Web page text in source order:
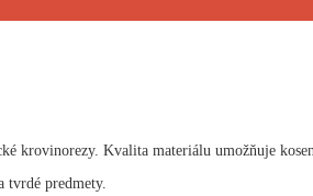
krovinorezy. Kvalita materiálu umožňuje
tvrdé predmety.